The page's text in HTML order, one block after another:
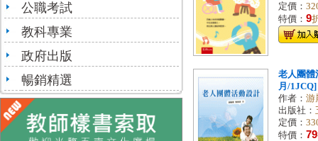
公職考試
教科專業
政府出版
暢銷精選
定價：
特價： 9
老人團體
月/1JCQ]
作者： 游
出版社：
定價：
特價： 79